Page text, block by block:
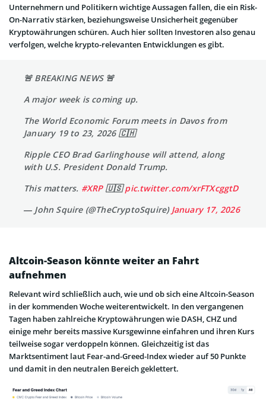
Unternehmern und Politikern wichtige Aussagen fallen, die ein Risk-
On-Narrativ stärken, beziehungsweise Unsicherheit gegenüber
Kryptowährungen schüren. Auch hier sollten Investoren also genau
verfolgen, welche krypto-relevanten Entwicklungen es gibt.
🚨 BREAKING NEWS 🚨
A major week is coming up.
The World Economic Forum meets in Davos from
January 19 to 23, 2026 🇨🇭
Ripple CEO Brad Garlinghouse will attend, along
with U.S. President Donald Trump.
This matters. #XRP🇺🇸pic.twitter.com/xrFTXcggtD
— John Squire (@TheCryptoSquire) January 17, 2026
Altcoin-Season könnte weiter an Fahrt
aufnehmen
Relevant wird schließlich auch, wie und ob sich eine Altcoin-Season
in der kommenden Woche weiterentwickelt. In den vergangenen
Tagen haben zahlreiche Kryptowährungen wie DASH, CHZ und
einige mehr bereits massive Kursgewinne einfahren und ihren Kurs
teilweise sogar verdoppeln können. Gleichzeitig ist das
Marktsentiment laut Fear-and-Greed-Index wieder auf 50 Punkte
und damit in den neutralen Bereich geklettert.